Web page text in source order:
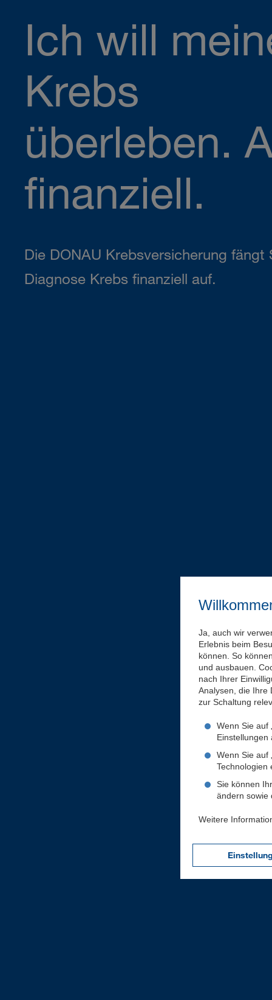
Ja, auch wir
Erlebnis beim
können. So
und ausbauen.
nach Ihrer
Analysen, die Ihre
zur Schaltung
Wenn Sie auf
Einstellungen
Wenn Sie auf
Technologien
Sie können
ändern sowie
Weitere
Ich will
Krebs
überleben.
finanziell.
Die DONAU Krebsversicherung fängt
Diagnose Krebs finanziell auf.